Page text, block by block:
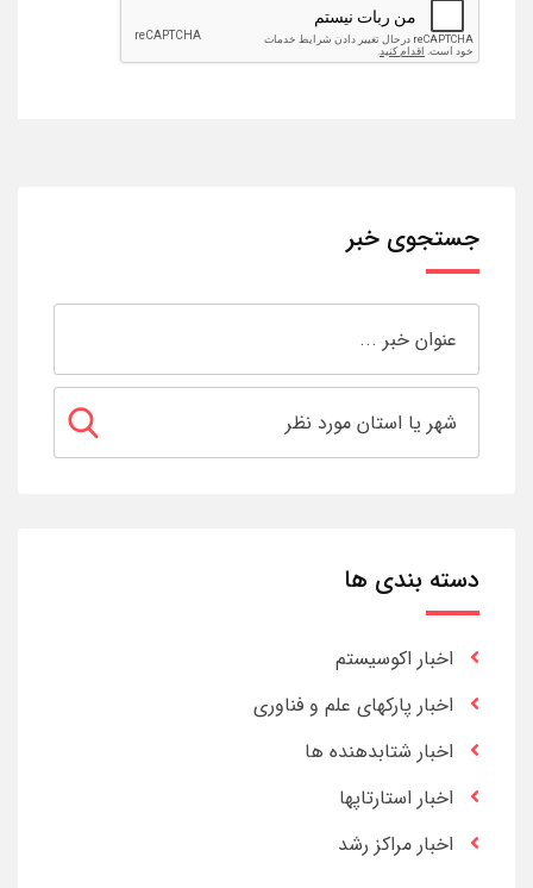
جستجوی خبر
دسته بندی ها
اخبار اکوسیستم
اخبار پارکهای علم و فناوری
اخبار شتابدهنده ها
اخبار استارتاپها
اخبار مراکز رشد